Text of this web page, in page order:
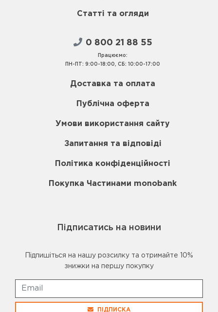
Статті та огляди
0 800 21 88 55
Працюємо:
ПН-ПТ: 9:00-18:00, СБ: 10:00-17:00
Доставка та оплата
Публічна оферта
Умови використання сайту
Запитання та відповіді
Політика конфіденційності
Покупка Частинами monobank
Підписатись на новини
Підпишіться на нашу розсилку та отримайте 10%
знижки на першу покупку
ПІДПИСКА